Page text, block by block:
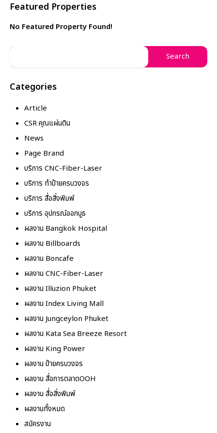
Featured Properties
No Featured Property Found!
Categories
Article
CSR คุณแผ่นดิน
News
Page Brand
บริการ CNC-Fiber-Laser
บริการ ทำป้ายครบวงจร
บริการ สื่อสิ่งพิมพ์
บริการ อุปกรณ์ออกบูธ
ผลงาน Bangkok Hospital
ผลงาน Billboards
ผลงาน Boncafe
ผลงาน CNC-Fiber-Laser
ผลงาน Illuzion Phuket
ผลงาน Index Living Mall
ผลงาน Jungceylon Phuket
ผลงาน Kata Sea Breeze Resort
ผลงาน King Power
ผลงาน ป้ายครบวงจร
ผลงาน สื่อการตลาดOOH
ผลงาน สื่อสิ่งพิมพ์
ผลงานทั้งหมด
สมัครงาน